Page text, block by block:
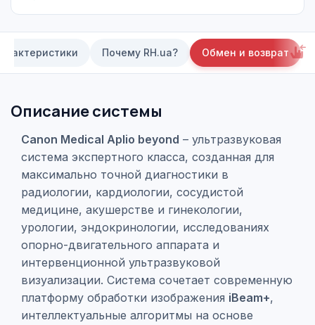
Почему RH.ua? Обмен и возврат
Описание системы
Canon Medical Aplio beyond – ультразвуковая
система экспертного класса, созданная для
максимально точной диагностики в
радиологии, кардиологии, сосудистой
медицине, акушерстве и гинекологии,
урологии, эндокринологии, исследованиях
опорно-двигательного аппарата и
интервенционной ультразвуковой
визуализации. Система сочетает современную
платформу обработки изображения iBeam+,
интеллектуальные алгоритмы на основе